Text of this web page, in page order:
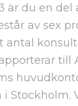
är du en del
av sex
antal
till
Stockholm.